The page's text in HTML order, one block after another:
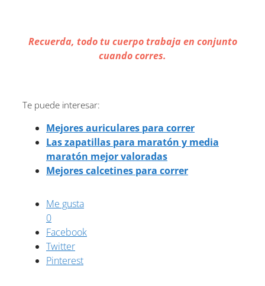
Recuerda, todo tu cuerpo trabaja en conjunto
cuando corres.
Te puede interesar:
Mejores auriculares para correr
Las zapatillas para maratón y media
maratón mejor valoradas
Mejores calcetines para correr
Me gusta
0
Facebook
Twitter
Pinterest